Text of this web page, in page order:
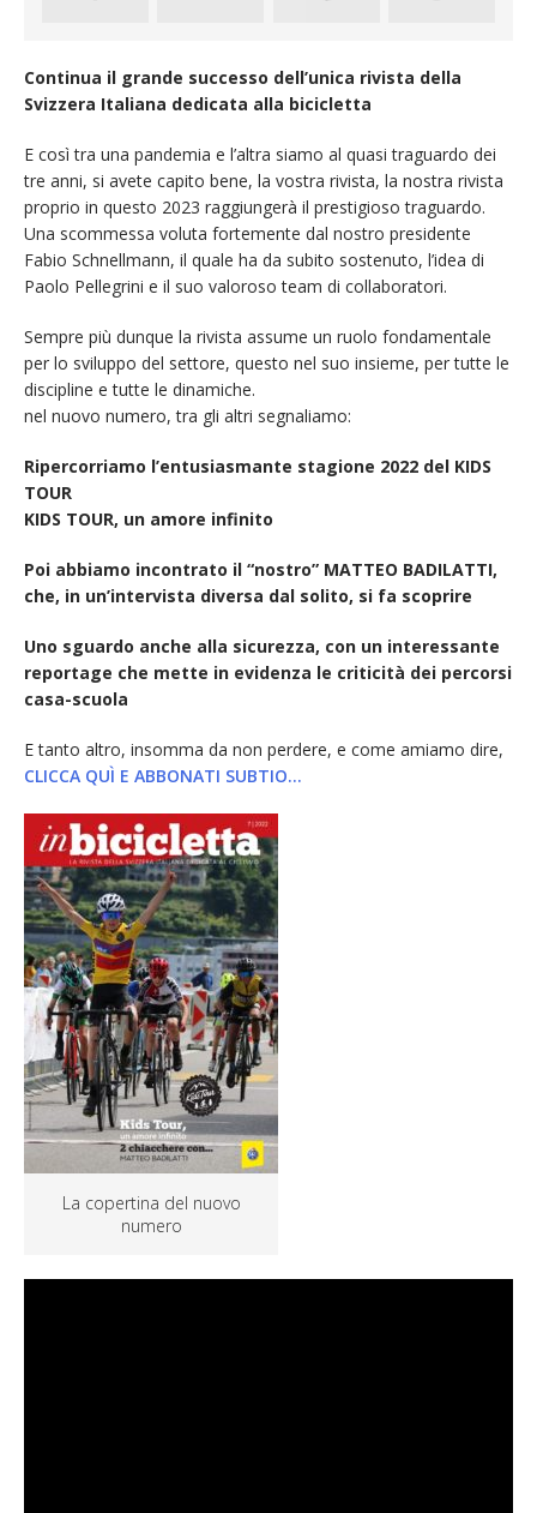
Continua il grande successo dell’unica rivista della
Svizzera Italiana dedicata alla bicicletta
E così tra una pandemia e l’altra siamo al quasi traguardo dei
tre anni, si avete capito bene, la vostra rivista, la nostra rivista
proprio in questo 2023 raggiungerà il prestigioso traguardo.
Una scommessa voluta fortemente dal nostro presidente
Fabio Schnellmann, il quale ha da subito sostenuto, l’idea di
Paolo Pellegrini e il suo valoroso team di collaboratori.
Sempre più dunque la rivista assume un ruolo fondamentale
per lo sviluppo del settore, questo nel suo insieme, per tutte le
discipline e tutte le dinamiche.
nel nuovo numero, tra gli altri segnaliamo:
Ripercorriamo l’entusiasmante stagione 2022 del KIDS
TOUR
KIDS TOUR, un amore infinito
Poi abbiamo incontrato il “nostro” MATTEO BADILATTI,
che, in un’intervista diversa dal solito, si fa scoprire
Uno sguardo anche alla sicurezza, con un interessante
reportage che mette in evidenza le criticità dei percorsi
casa-scuola
E tanto altro, insomma da non perdere, e come amiamo dire,
CLICCA QUÌ E ABBONATI SUBTIO…
La copertina del nuovo
numero